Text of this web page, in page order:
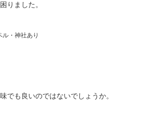
りました。
ル・神社あり
でも良いのではないでしょうか。